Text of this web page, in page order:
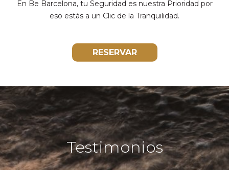
En Be Barcelona, tu Seguridad es nuestra Prioridad por
eso estás a un Clic de la Tranquilidad.
RESERVAR
Testimonios